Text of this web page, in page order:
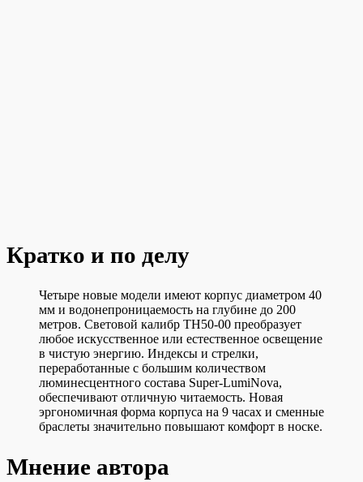
Кратко и по делу
Четыре новые модели имеют корпус диаметром 40
мм и водонепроницаемость на глубине до 200
метров. Световой калибр TH50-00 преобразует
любое искусственное или естественное освещение
в чистую энергию. Индексы и стрелки,
переработанные с большим количеством
люминесцентного состава Super-LumiNova,
обеспечивают отличную читаемость. Новая
эргономичная форма корпуса на 9 часах и сменные
браслеты значительно повышают комфорт в носке.
Мнение автора